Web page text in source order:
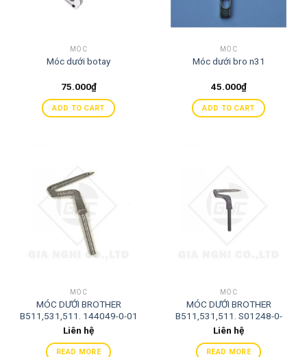
MÓC
Móc dưới botay
75.000₫
ADD TO CART
MÓC
Móc dưới bro n31
45.000₫
ADD TO CART
MÓC
MÓC DƯỚI BROTHER
B511,531,511. 144049-0-01
Liên hệ
READ MORE
MÓC
MÓC DƯỚI BROTHER
B511,531,511. S01248-0-
01# E
Liên hệ
READ MORE